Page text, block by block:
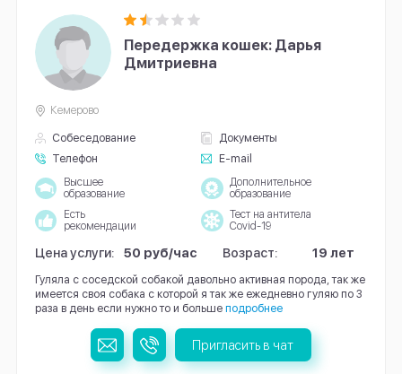
Передержка кошек: Дарья
Дмитриевна
Собеседование
Документы
Телефон
E-mail
Кемерово
Высшее
образование
Дополнительное
образование
Есть
рекомендации
Тест на антитела
Covid-19
Цена услуги: 50 руб/час Возраст: 19 лет
Гуляла с соседской собакой давольно активная порода, так же
имеется своя собака с которой я так же ежедневно гуляю по 3
раза в день если нужно то и больше подробнее
Пригласить в чат